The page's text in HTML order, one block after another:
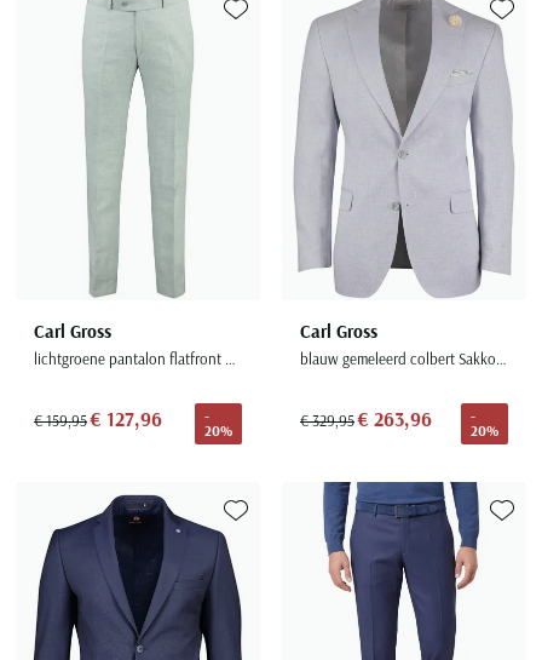
Carl Gross
lichtgroene pantalon flatfront model
€ 159,95€ 127,96
-
20%
Toevoegen aan favorieten
Carl Gross
blauw gemeleerd colbert Sakko normale fit
€ 329,95€ 263,96
-
20%
Toevoegen aan favorieten